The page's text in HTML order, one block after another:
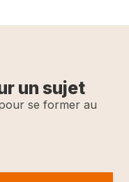
un sujet
se former au